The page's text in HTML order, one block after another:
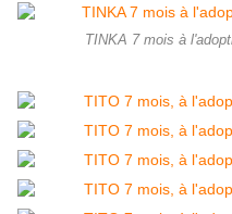
TINKA 7 mois à